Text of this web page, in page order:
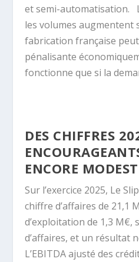
et semi-automatisation.
les volumes augmentent
fabrication française
pénalisante
fonctionne que si la
DES CHIFFRES
ENCORE
Sur l’exercice 2025, Le
chiffre d’affaires de 21,1
d’exploitation de 1,3 M€,
d’affaires, et un résultat
L’EBITDA ajusté des